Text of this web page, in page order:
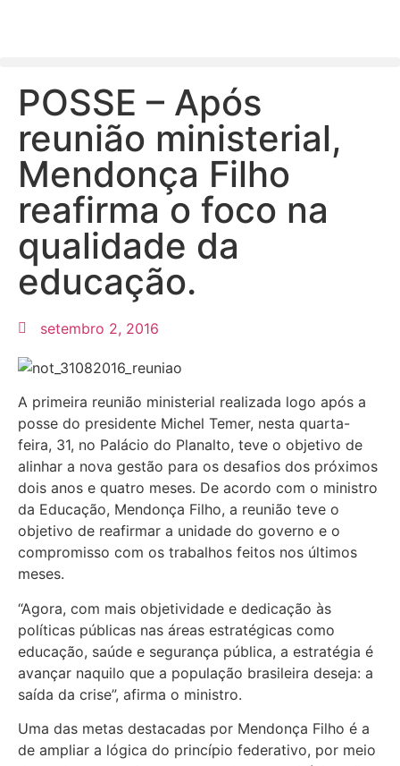
POSSE – Após
reunião ministerial,
Mendonça Filho
reafirma o foco na
qualidade da
educação.
setembro 2, 2016
A primeira reunião ministerial realizada logo após a
posse do presidente Michel Temer, nesta quarta-
feira, 31, no Palácio do Planalto, teve o objetivo de
alinhar a nova gestão para os desafios dos próximos
dois anos e quatro meses. De acordo com o ministro
da Educação, Mendonça Filho, a reunião teve o
objetivo de reafirmar a unidade do governo e o
compromisso com os trabalhos feitos nos últimos
meses.
“Agora, com mais objetividade e dedicação às
políticas públicas nas áreas estratégicas como
educação, saúde e segurança pública, a estratégia é
avançar naquilo que a população brasileira deseja: a
saída da crise”, afirma o ministro.
Uma das metas destacadas por Mendonça Filho é a
de ampliar a lógica do princípio federativo, por meio